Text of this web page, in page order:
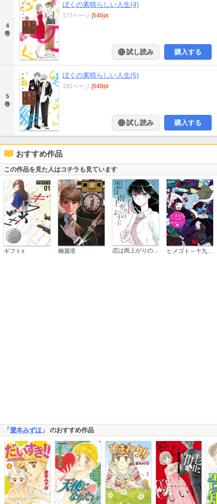
4
巻
ぼくの素晴らしい人生(4)
177ページ 540pt
試し読み 購入する
5
巻
ぼくの素晴らしい人生(5)
191ページ 540pt
試し読み 購入する
おすすめ作品
この作品を見た人はコチラも見ています
ギフト± 幽麗塔 恋は雨上がりのように
「 愛本みずほ 」 のおすすめ作品